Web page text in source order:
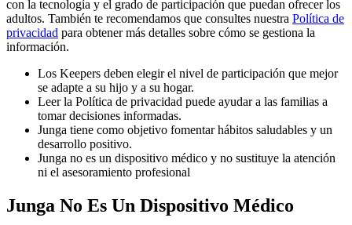
con la tecnología y el grado de participación que puedan ofrecer los
adultos. También te recomendamos que consultes nuestra Política de
privacidad para obtener más detalles sobre cómo se gestiona la
información.
Los Keepers deben elegir el nivel de participación que mejor
se adapte a su hijo y a su hogar.
Leer la Política de privacidad puede ayudar a las familias a
tomar decisiones informadas.
Junga tiene como objetivo fomentar hábitos saludables y un
desarrollo positivo.
Junga no es un dispositivo médico y no sustituye la atención
ni el asesoramiento profesional
Junga No Es Un Dispositivo Médico